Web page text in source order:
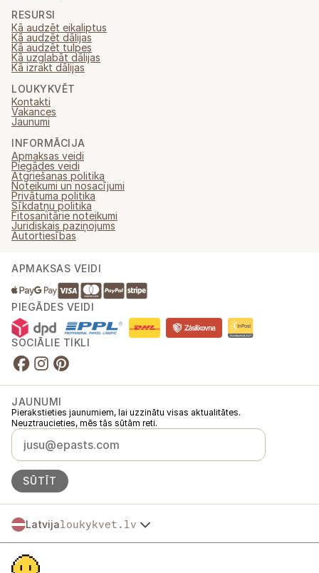
RESURSI
Kā audzēt eikaliptus
Kā audzēt dālijas
Kā audzēt tulpes
Kā uzglabāt dālijas
Kā izrakt dālijas
LOUKYKVĚT
Kontakti
Vakances
Jaunumi
INFORMĀCIJA
Apmaksas veidi
Piegādes veidi
Atgriešanas politika
Noteikumi un nosacījumi
Privātuma politika
Sīkdatņu politika
Fitosanitārie noteikumi
Juridiskais paziņojums
Autortiesības
APMAKSAS VEIDI
PIEGĀDES VEIDI
SOCIĀLIE TĪKLI
JAUNUMI
Pierakstieties jaunumiem, lai uzzinātu visas aktualitātes.
Neuztraucieties, mēs tās sūtām reti.
SŪTĪT
Latvijaloukykvet.lv
Česko
Slovensko
Polska
Loukykvět s.r.o. ir reģistrēts Prāgas pilsētas tiesas Komercreģistrā, C